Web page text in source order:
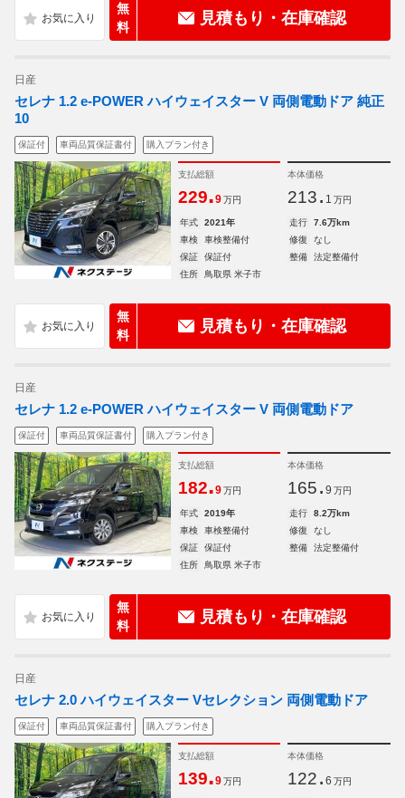
無
料
見積もり・在庫確認
日産
セレナ 1.2 e-POWER ハイウェイスター V 両側電動ドア 純正
10
保証付 車両品質保証書付 購入プラン付き
支払総額
229.9 万円
本体価格
213. 1 万円
年式 2021年 走行
7.6万km
車検
車検整備付 修復
なし
保証
保証付 整備
法定整備付
住所
鳥取県 米子市
無
料
見積もり・在庫確認
日産
セレナ 1.2 e-POWER ハイウェイスター V 両側電動ドア
保証付 車両品質保証書付 購入プラン付き
支払総額
182.9 万円
本体価格
165. 9 万円
年式 2019年 走行
8.2万km
車検
車検整備付 修復
なし
保証
保証付 整備
法定整備付
住所
鳥取県 米子市
無
料
見積もり・在庫確認
日産
セレナ 2.0 ハイウェイスター Vセレクション 両側電動ドア
保証付 車両品質保証書付 購入プラン付き
支払総額
139.9 万円
本体価格
122. 6 万円